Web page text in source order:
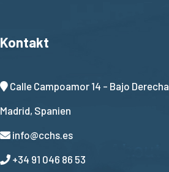
Kontakt
Calle Campoamor 14 - Bajo
Madrid, Spanien
info@cchs.es
+34 91 046 86 53